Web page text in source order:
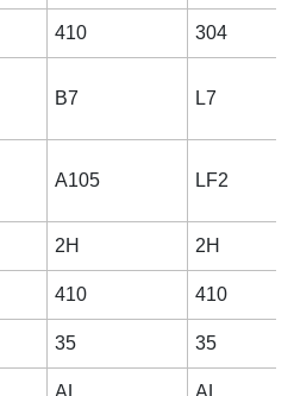
410 304
B7 L7
A105 LF2
2H 2H
410 410
35 35
AL AL